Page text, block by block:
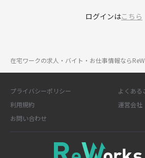
ログインはこちら
在宅ワークの求人・バイト・お仕事情報なら
プライバシーポリシー
よくある
利用規約
運営会社
お問い合わせ